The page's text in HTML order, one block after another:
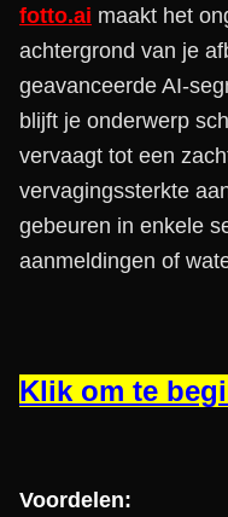
fotto.ai maakt het
achtergrond van je
geavanceerde AI-
blijft je onderwerp
vervaagt tot een
vervagingssterkte
gebeuren in enkele
aanmeldingen of
Klik om te
Voordelen: